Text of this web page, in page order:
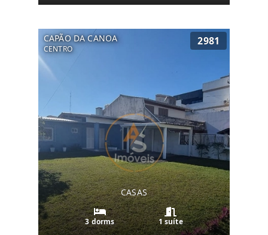
CAPÃO DA CANOA
CENTRO
2981
CASAS
3 dorms 1 suíte